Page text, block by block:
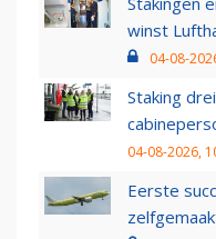
winst
04-08-
Staking
04-08-2026,
Eerste